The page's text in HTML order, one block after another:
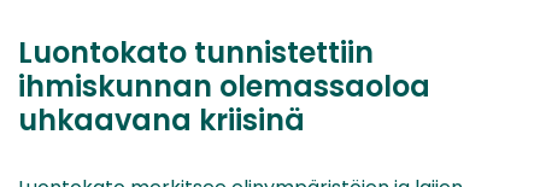
Luontokato tunnistettiin
ihmiskunnan olemassaoloa
uhkaavana kriisinä